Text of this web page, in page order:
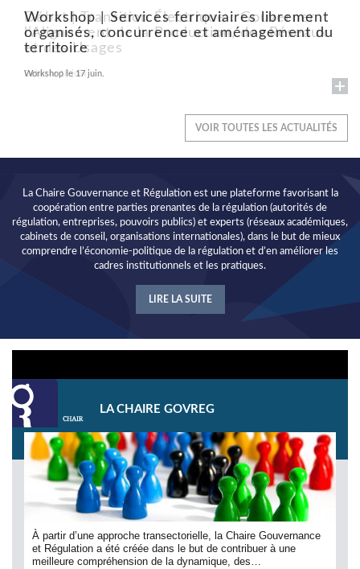
Workshop | Services ferroviaires librement
organisés, concurrence et aménagement du
territoire
Workshop le 17 juin.
Débat | Transition Électrique : Gouverner
l’Alignement de la Production, des Réseaux
et des Usages
Débat le 18 juin
VOIR TOUTES LES ACTUALITÉS
La Chaire Gouvernance et Régulation est une plateforme favorisant la
coopération entre parties prenantes de la régulation (autorités de
régulation, entreprises, pouvoirs publics) et experts (réseaux académiques,
cabinets de conseil, organisations internationales), dans le but de mieux
comprendre l’économie-politique de la régulation et d’en améliorer les
cadres institutionnels et les pratiques.
LIRE LA SUITE
LA CHAIRE GOVREG
À partir d’une approche transectorielle, la Chaire Gouvernance
et Régulation a été créée dans le but de contribuer à une
meilleure compréhension de la dynamique, des…